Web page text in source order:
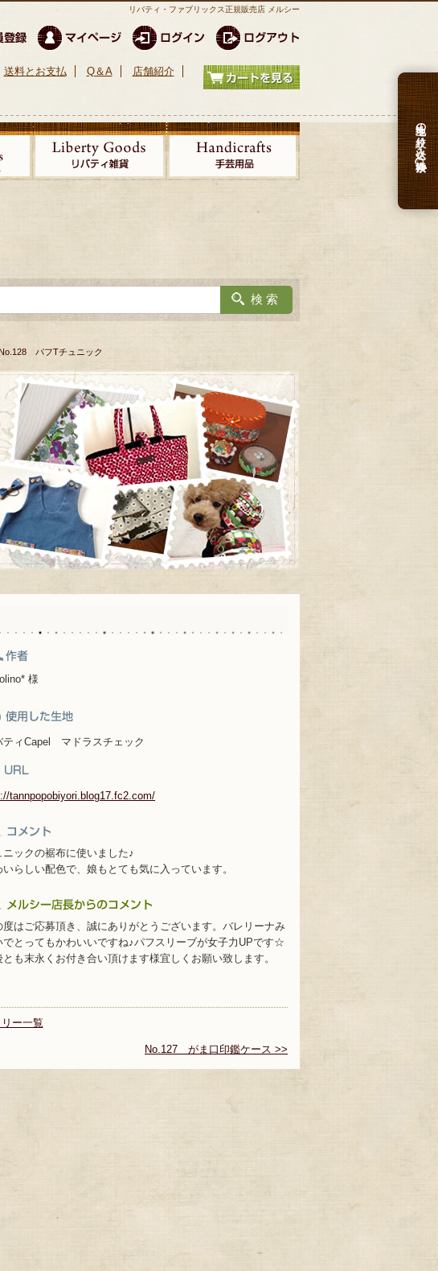
リバティ・ファブリックス正規販売店 メルシー
送料とお支払 Q＆A 店舗紹介
生地の絞り込み検索
パフTチュニック
様
ティCapel マドラスチェック
tannpopobiyori.blog17.fc2.com/
ニックの裾布に使いました♪
いらしい配色で、娘もとても気に入っています。
度はご応募頂き、誠にありがとうございます。バレリーナみ
でとってもかわいいですね♪パフスリーブが女子力UPです☆
とも末永くお付き合い頂けます様宜しくお願い致します。
ー一覧
No.127 がま口印鑑ケース >>